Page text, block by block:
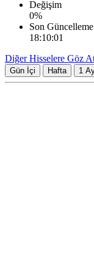
Değişim
0%
Son Güncelleme
18:10:01
Diğer Hisselere Göz
Gün İçi Hafta 1